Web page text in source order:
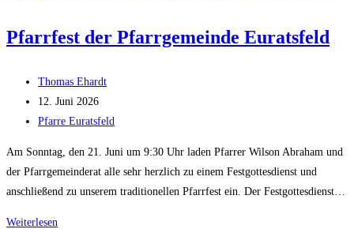
Euratsfeld
Pfarrfest der Pfarrgemeinde Euratsfeld
Beitrags-
Autor:
Thomas Ehardt
Beitrag
veröffentlicht:
12. Juni 2026
Beitrags-
Pfarre Euratsfeld
Am Sonntag, den 21. Juni um 9:30 Uhr laden Pfarrer Wilson Abraham und
der Pfarrgemeinderat alle sehr herzlich zu einem Festgottesdienst und
anschließend zu unserem traditionellen Pfarrfest ein. Der Festgottesdienst…
Weiterlesen